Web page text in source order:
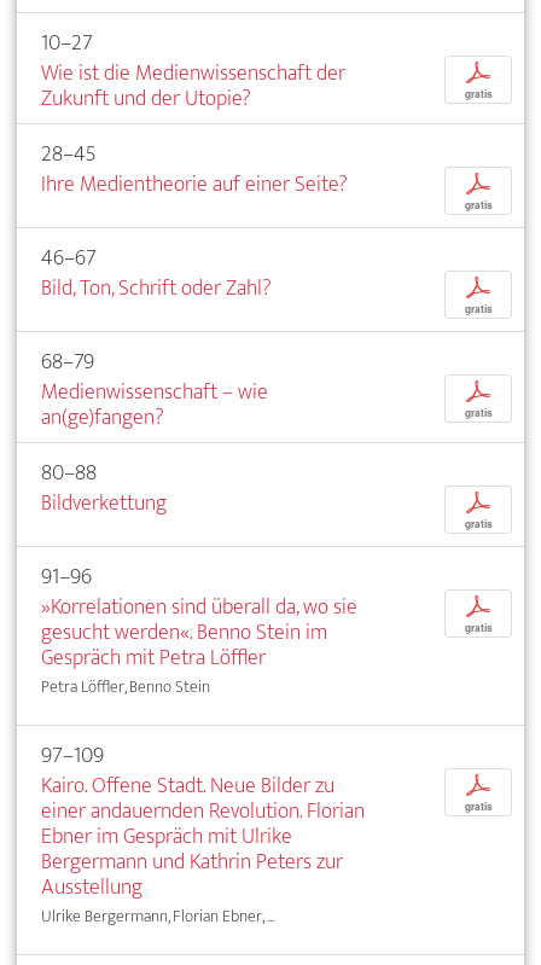
10–27
Wie ist die Medienwissenschaft der
Zukunft und der Utopie?
p
gratis
28–45
Ihre Medientheorie auf einer Seite?
p
gratis
46–67
Bild, Ton, Schrift oder Zahl?
p
gratis
68–79
Medienwissenschaft – wie
an(ge)fangen?
p
gratis
80–88
Bildverkettung
p
gratis
91–96
»Korrelationen sind überall da, wo sie
gesucht werden«. Benno Stein im
Gespräch mit Petra Löffler
Petra Löffler, Benno Stein
p
gratis
97–109
Kairo. Offene Stadt. Neue Bilder zu
einer andauernden Revolution. Florian
Ebner im Gespräch mit Ulrike
Bergermann und Kathrin Peters zur
Ausstellung
Ulrike Bergermann, Florian Ebner, ...
p
gratis